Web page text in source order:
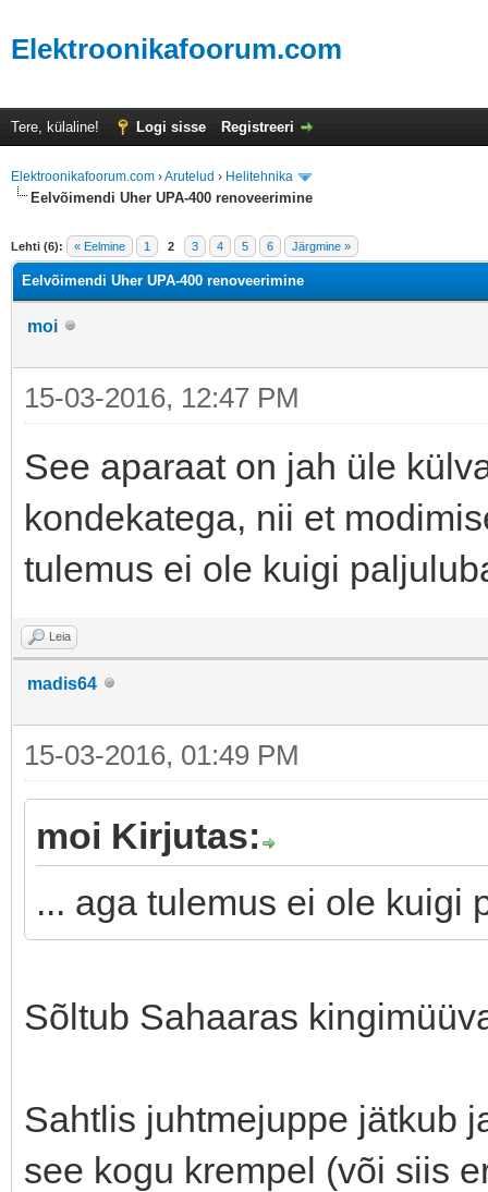
Elektroonikafoorum.com
Tere, külaline! Logi sisse Registreeri
Elektroonikafoorum.com ›Arutelud › Helitehnika
Eelvõimendi Uher UPA-400 renoveerimine
Lehti (6): « Eelmine 1 2 3 4 5 6 Järgmine »
Eelvõimendi Uher UPA-400 renoveerimine
moi
15-03-2016, 12:47 PM
See aparaat on jah üle
kondekatega, nii et
tulemus ei ole kuigi
Leia
madis64
15-03-2016, 01:49 PM
moi Kirjutas:
... aga tulemus ei ole kuigi
Sõltub Sahaaras
Sahtlis juhtmejuppe jätkub
see kogu krempel (või siis